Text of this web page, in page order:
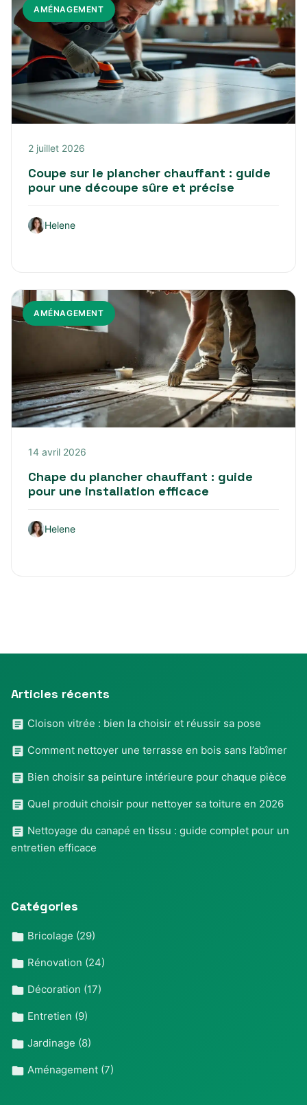
AMÉNAGEMENT
2 juillet 2026
Coupe sur le plancher chauffant : guide
pour une découpe sûre et précise
Helene
AMÉNAGEMENT
14 avril 2026
Chape du plancher chauffant : guide
pour une installation efficace
Helene
Articles récents
Cloison vitrée : bien la choisir et réussir sa pose
Comment nettoyer une terrasse en bois sans l’abîmer
Bien choisir sa peinture intérieure pour chaque pièce
Quel produit choisir pour nettoyer sa toiture en 2026
Nettoyage du canapé en tissu : guide complet pour un
entretien efficace
Catégories
Bricolage (29)
Rénovation (24)
Décoration (17)
Entretien (9)
Jardinage (8)
Aménagement (7)